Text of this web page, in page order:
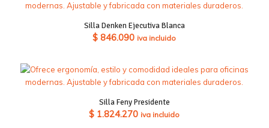
Silla Denken Ejecutiva Blanca
$ 846.090 iva incluido
Silla Feny Presidente
$ 1.824.270 iva incluido